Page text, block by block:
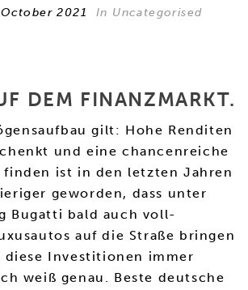
2021 In Uncategorised
DEM FINANZMARKT.
gilt: Hohe Renditen
und eine chancenreiche
finden ist in den letzten Jahren
geworden, dass unter
Bugatti bald auch voll-
auf die Straße bringen
diese Investitionen immer
weiß genau. Beste deutsche